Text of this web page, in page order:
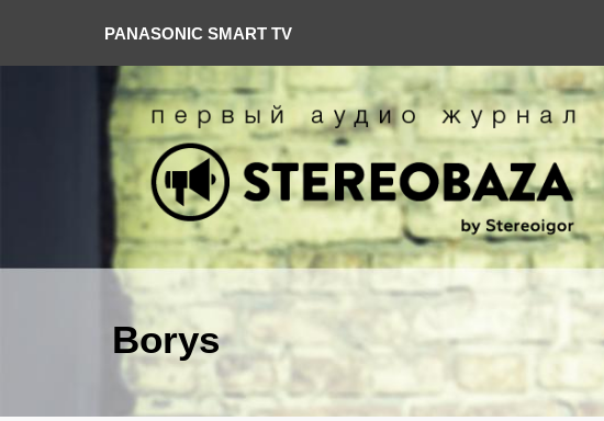
PANASONIC SMART TV
Borys